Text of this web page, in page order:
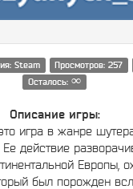
Steam Просмотров: 257
Осталось: ∞
Описание игры:
игра в жанре
Ее действие
Европы,
был порожден